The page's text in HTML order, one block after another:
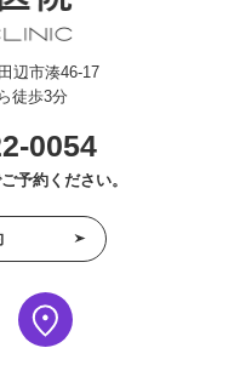
辺市湊46-17
徒歩3分
0054
予約ください。